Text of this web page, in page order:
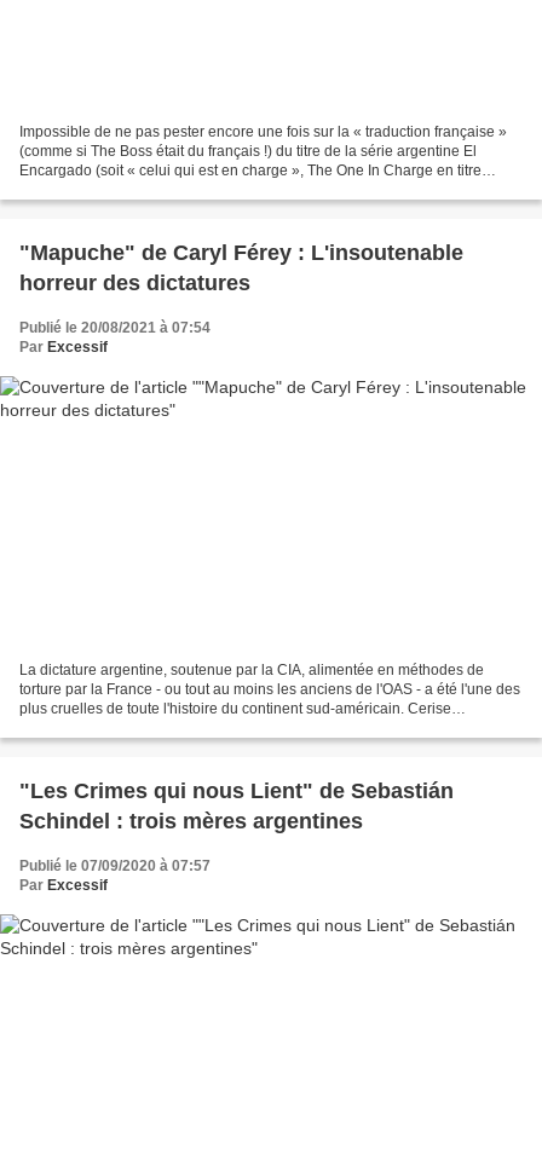
Impossible de ne pas pester encore une fois sur la « traduction française »
(comme si The Boss était du français !) du titre de la série argentine El
Encargado (soit « celui qui est en charge », The One In Charge en titre
"Mapuche" de Caryl Férey : L'insoutenable
horreur des dictatures
Publié le 20/08/2021 à 07:54
Par Excessif
La dictature argentine, soutenue par la CIA, alimentée en méthodes de
torture par la France - ou tout au moins les anciens de l'OAS - a été l'une des
plus cruelles de toute l'histoire du continent sud-américain. Cerise
"Les Crimes qui nous Lient" de Sebastián
Schindel : trois mères argentines
Publié le 07/09/2020 à 07:57
Par Excessif